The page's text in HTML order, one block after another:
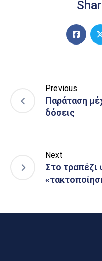
Previous
Παράταση
δόσεις
Next
Στο τραπέζι